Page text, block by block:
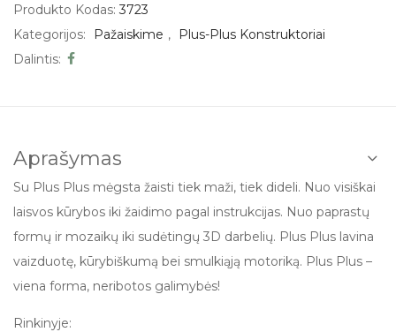
Produkto Kodas:3723
Kategorijos:
Pažaiskime ,
Plus-Plus Konstruktoriai
Dalintis:
Aprašymas
Su Plus Plus mėgsta žaisti tiek maži, tiek dideli. Nuo visiškai
laisvos kūrybos iki žaidimo pagal instrukcijas. Nuo paprastų
formų ir mozaikų iki sudėtingų 3D darbelių. Plus Plus lavina
vaizduotę, kūrybiškumą bei smulkiąją motoriką. Plus Plus –
viena forma, neribotos galimybės!
Rinkinyje: